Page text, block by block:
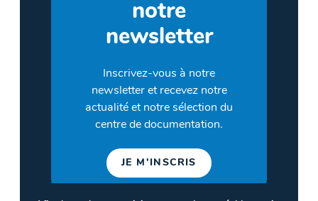
notre
newsletter
Inscrivez-vous à notre
newsletter et recevez notre
actualité et notre sélection du
centre de documentation.
JE M'INSCRIS